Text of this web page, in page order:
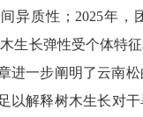
异质性； 2025年，
生长弹性受个体特
进一步阐明了云南
解释树木生长对干